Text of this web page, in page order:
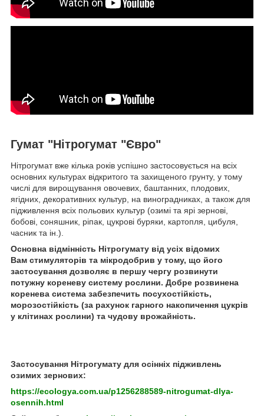
Гумат "Нітрогумат "Євро"
Нітрогумат вже кілька років успішно застосовується на всіх
основних культурах відкритого та захищеного грунту, у тому
числі для вирощування овочевих, баштанних, плодових,
ягідних, декоративних культур, на виноградниках, а також для
підживлення всіх польових культур (озимі та ярі зернові,
бобові, соняшник, ріпак, цукрові буряки, картопля, цибуля,
часник та ін.).
Основна відмінність Нітрогумату від усіх відомих
Вам стимуляторів та мікродобрив у тому, що його
застосування дозволяє в першу чергу розвинути
потужну кореневу систему рослини. Добре розвинена
коренева система забезпечить посухостійкість,
морозостійкість (за рахунок гарного накопичення цукрів
у клітинах рослини) та чудову врожайність.
Застосування Нітрогумату для осінніх підживлень
озимих зернових:
https://ecologya.com.ua/p1256288589-nitrogumat-dlya-
osennih.html